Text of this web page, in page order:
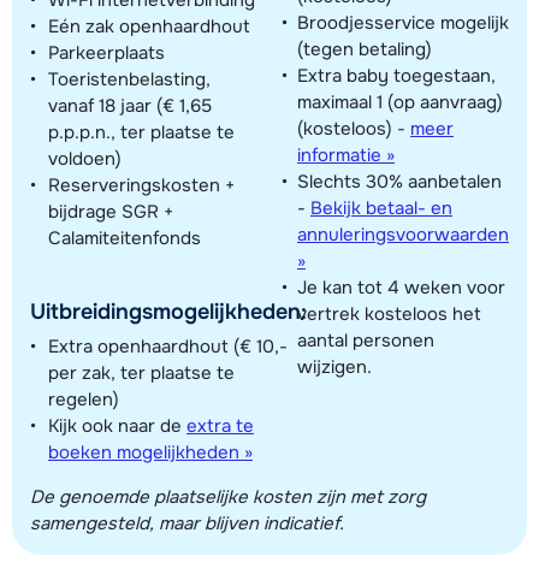
Eén zak openhaardhout
Parkeerplaats
Toeristenbelasting,
vanaf 18 jaar (€ 1,65
p.p.p.n., ter plaatse te
voldoen)
Reserveringskosten +
bijdrage SGR +
Calamiteitenfonds
Uitbreidingsmogelijkheden:
Extra openhaardhout (€ 10,-
per zak, ter plaatse te
regelen)
Kijk ook naar de extra te
boeken mogelijkheden »
Broodjesservice mogelijk
(tegen betaling)
Extra baby toegestaan,
maximaal 1 (op aanvraag)
(kosteloos) - meer
informatie »
Slechts 30% aanbetalen
- Bekijk betaal- en
annuleringsvoorwaarden
»
Je kan tot 4 weken voor
vertrek kosteloos het
aantal personen
wijzigen.
De genoemde plaatselijke kosten zijn met zorg
samengesteld, maar blijven indicatief.